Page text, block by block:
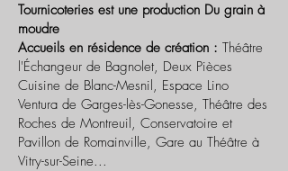
Tournicoteries est une production Du grain à
moudre
Accueils en résidence de création : Théâtre
l'Échangeur de Bagnolet, Deux Pièces
Cuisine de Blanc-Mesnil, Espace Lino
Ventura de Garges-lès-Gonesse, Théâtre des
Roches de Montreuil, Conservatoire et
Pavillon de Romainville, Gare au Théâtre à
Vitry-sur-Seine...